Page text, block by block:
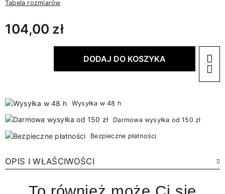
Tabela rozmiarów
104,00 zł
DODAJ DO KOSZYKA
Wysyłka w 48 h
Darmowa wysyłka od 150 zł
Bezpieczne płatności
OPIS I WŁAŚCIWOŚCI